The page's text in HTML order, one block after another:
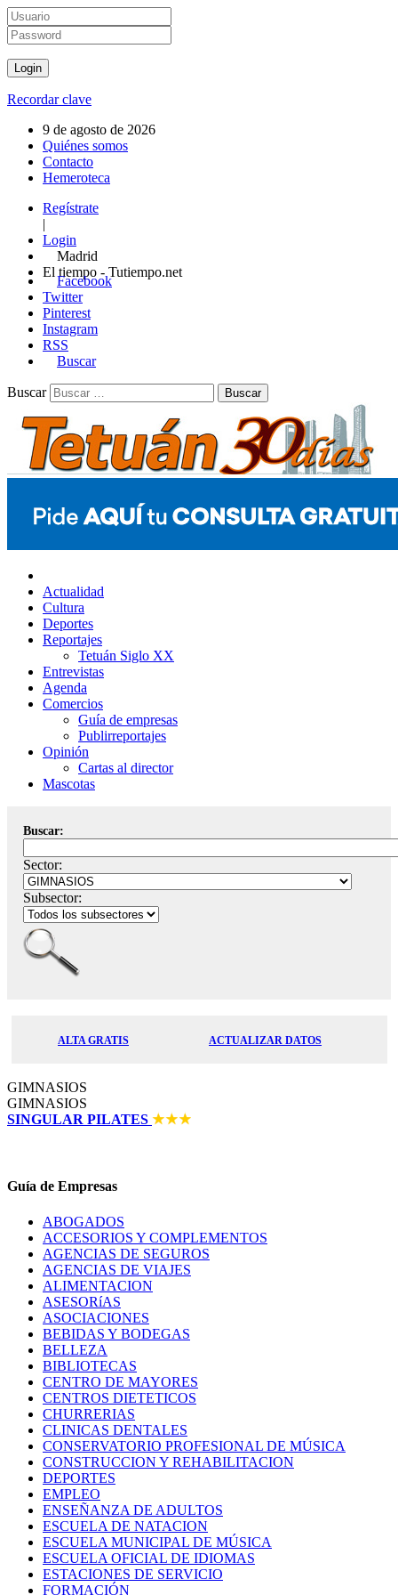
Recordar clave
9 de agosto de 2026
Quiénes somos
Contacto
Hemeroteca
Regístrate
|
Login
Madrid
El tiempo - Tutiempo.net
Facebook
Twitter
Pinterest
Instagram
RSS
Buscar
Buscar
Actualidad
Cultura
Deportes
Reportajes
Tetuán Siglo XX
Entrevistas
Agenda
Comercios
Guía de empresas
Publirreportajes
Opinión
Cartas al director
Mascotas
Buscar:
Sector:
Subsector:
ALTA GRATIS ACTUALIZAR DATOS
GIMNASIOS
GIMNASIOS
SINGULAR PILATES
Guía de Empresas
ABOGADOS
ACCESORIOS Y COMPLEMENTOS
AGENCIAS DE SEGUROS
AGENCIAS DE VIAJES
ALIMENTACION
ASESORíAS
ASOCIACIONES
BEBIDAS Y BODEGAS
BELLEZA
BIBLIOTECAS
CENTRO DE MAYORES
CENTROS DIETETICOS
CHURRERIAS
CLINICAS DENTALES
CONSERVATORIO PROFESIONAL DE MÚSICA
CONSTRUCCION Y REHABILITACION
DEPORTES
EMPLEO
ENSEÑANZA DE ADULTOS
ESCUELA DE NATACION
ESCUELA MUNICIPAL DE MÚSICA
ESCUELA OFICIAL DE IDIOMAS
ESTACIONES DE SERVICIO
FORMACIÓN